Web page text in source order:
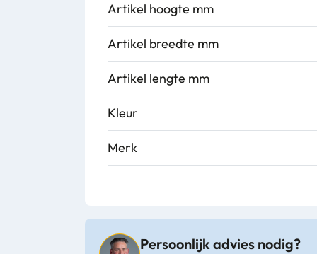
Artikel hoogte mm
Artikel breedte mm
Artikel lengte mm
Kleur
Merk
Persoonlijk advies nodig?